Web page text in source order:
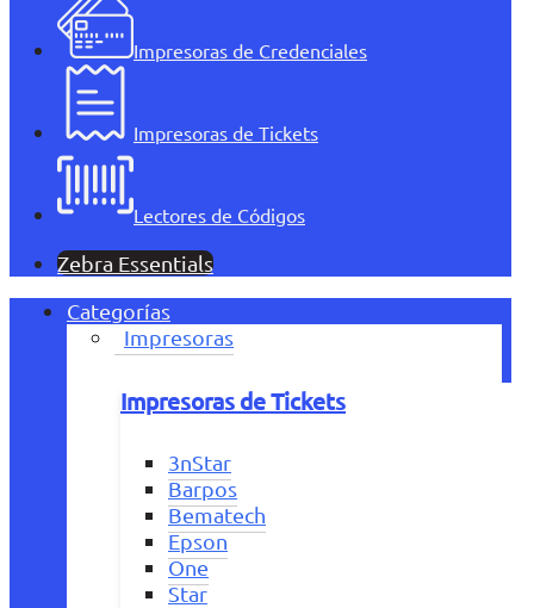
Impresoras de Credenciales
Impresoras de Tickets
Lectores de Códigos
Zebra Essentials
Categorías
Impresoras
Impresoras de Tickets
3nStar
Barpos
Bematech
Epson
One
Star